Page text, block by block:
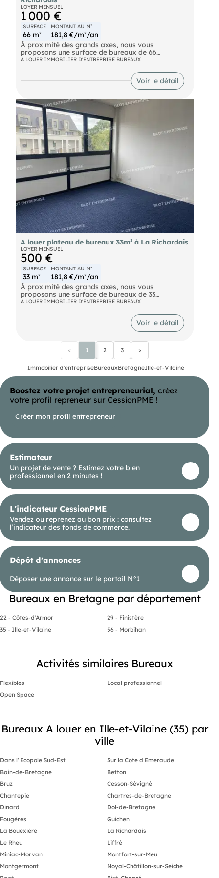
LOYER MENSUEL
1 000 €
SURFACE
66 m²
MONTANT AU M²
181,8 €/m²/an
À proximité des grands axes, nous vous
proposons une surface de bureaux de 66
m² comprenant quatre bureaux indépendants et
Les informations sur les risques naturels, miniers,
ou technologiques, auxquels ces biens sont
exposés, sont disponibles sur le site
A LOUER IMMOBILIER D'ENTREPRISE BUREAUX
Voir le détail
A louer plateau de bureaux 33m² à La Richardais
LOYER MENSUEL
500 €
SURFACE
33 m²
MONTANT AU M²
181,8 €/m²/an
À proximité des grands axes, nous vous
proposons une surface de bureaux de 33
m² comprenant deux bureaux indépendants et un
informations sur les risques naturels, miniers, ou
technologiques, auxquels ces biens sont exposés,
A LOUER IMMOBILIER D'ENTREPRISE BUREAUX
Voir le détail
< 1 2 3 >
Immobilier d'entrepriseBureauxBretagneIlle-et-Vilaine
Boostez votre projet entrepreneurial, créez
votre profil repreneur sur CessionPME !
Créer mon profil entrepreneur
Estimateur
Un projet de vente ? Estimez votre bien
professionnel en 2 minutes !
L'indicateur CessionPME
Vendez ou reprenez au bon prix : consultez
l’indicateur des fonds de commerce.
Dépôt d'annonces
Déposer une annonce sur le portail N°1
Bureaux en Bretagne par département
22 - Côtes-d'Armor
29 - Finistère
35 - Ille-et-Vilaine
56 - Morbihan
Activités similaires Bureaux
Flexibles
Local professionnel
Open Space
Bureaux A louer en Ille-et-Vilaine (35) par
ville
Dans l' Ecopole Sud-Est
Sur la Cote d Emeraude
Bain-de-Bretagne
Betton
Bruz
Cesson-Sévigné
Chantepie
Chartres-de-Bretagne
Dinard
Dol-de-Bretagne
Fougères
Guichen
La Bouëxière
La Richardais
Le Rheu
Liffré
Miniac-Morvan
Montfort-sur-Meu
Montgermont
Noyal-Châtillon-sur-Seiche